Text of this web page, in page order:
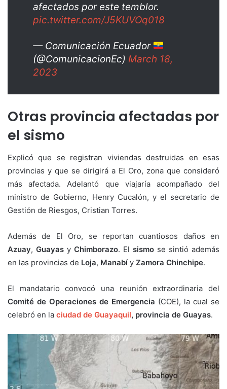
afectados por este temblor.
pic.twitter.com/J5KUVOq018
— Comunicación Ecuador
(@ComunicacionEc) March 18,
2023
Otras provincia afectadas por
el sismo
Explicó que se registran viviendas destruidas en esas
provincias y que se dirigirá a El Oro, zona que consideró
más afectada. Adelantó que viajaría acompañado del
ministro de Gobierno, Henry Cucalón, y el secretario de
Gestión de Riesgos, Cristian Torres.
Además de El Oro, se reportan cuantiosos daños en
Azuay, Guayas y Chimborazo. El sismo se sintió además
en las provincias de Loja, Manabí y Zamora Chinchipe.
El mandatario convocó una reunión extraordinaria del
Comité de Operaciones de Emergencia (COE), la cual se
celebró en la ciudad de Guayaquil, provincia de Guayas.